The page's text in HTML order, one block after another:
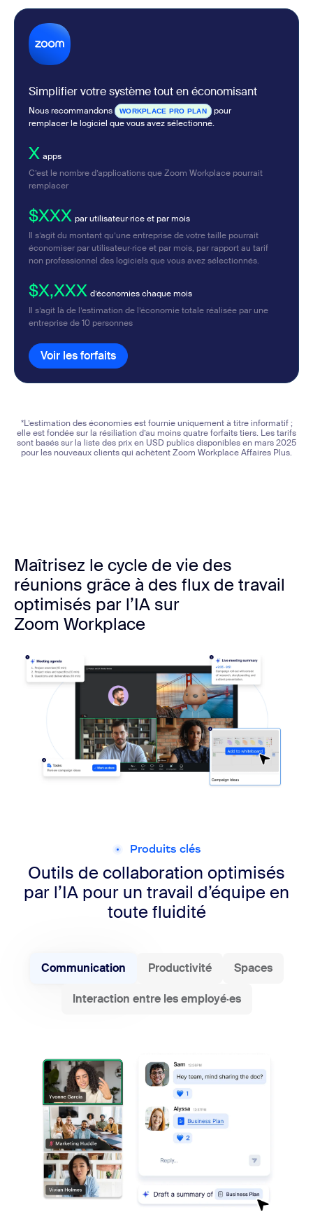
Simplifier votre système tout en économisant
Nous recommandons WORKPLACE PRO PLAN
pour
remplacer le logiciel que vous avez sélectionné.
X apps
C’est le nombre d’applications que Zoom Workplace pourrait
remplacer
$XXX par utilisateur·rice et par mois
Il s’agit du montant qu’une entreprise de votre taille pourrait
économiser par utilisateur·rice et par mois, par rapport au tarif
non professionnel des logiciels que vous avez sélectionnés.
$X,XXX d’économies chaque mois
Il s’agit là de l’estimation de l’économie totale réalisée par une
entreprise de10 personnes
Voir les forfaits Voir les forfaits
*L’estimation des économies est fournie uniquement à titre informatif ;
elle est fondée sur la résiliation d’au moins quatre forfaits tiers. Les tarifs
sont basés sur la liste des prix en USD publics disponibles en mars 2025
pour les nouveaux clients qui achètent Zoom Workplace Affaires Plus.
Maîtrisez le cycle de vie des
réunions grâce à des flux de travail
optimisés par l’IA sur
Zoom Workplace
Produits clés
Outils de collaboration optimisés
par l’IA pour un travail d’équipe en
toute fluidité
Communication Productivité Spaces
Interaction entre les employé·es